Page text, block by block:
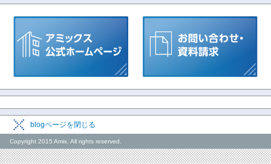
blogページを閉じる
Copyright 2015 Amix. All rights reserved.